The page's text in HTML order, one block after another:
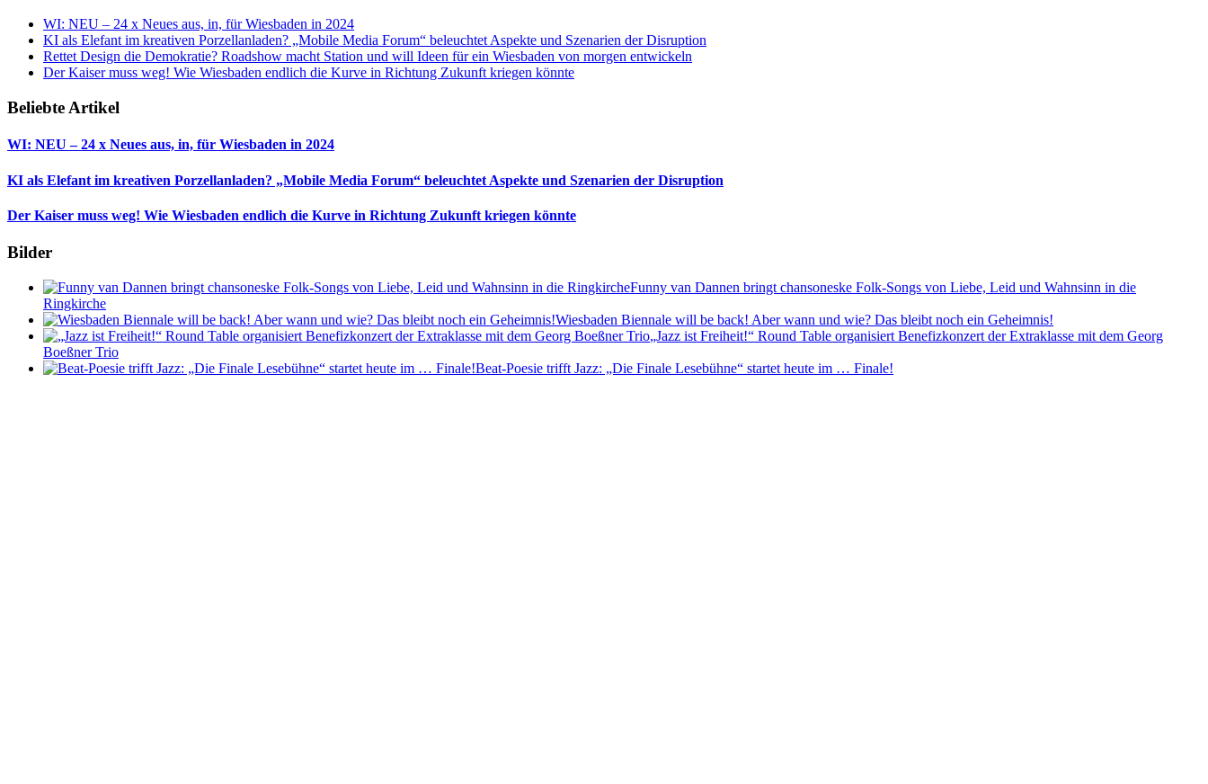
WI: NEU – 24 x Neues aus, in, für Wiesbaden in 2024
KI als Elefant im kreativen Porzellanladen? „Mobile Media Forum“ beleuchtet Aspekte und Szenarien der Disruption
Rettet Design die Demokratie? Roadshow macht Station und will Ideen für ein Wiesbaden von morgen entwickeln
Der Kaiser muss weg! Wie Wiesbaden endlich die Kurve in Richtung Zukunft kriegen könnte
Beliebte Artikel
WI: NEU – 24 x Neues aus, in, für Wiesbaden in 2024
KI als Elefant im kreativen Porzellanladen? „Mobile Media Forum“ beleuchtet Aspekte und Szenarien der Disruption
Der Kaiser muss weg! Wie Wiesbaden endlich die Kurve in Richtung Zukunft kriegen könnte
Bilder
Funny van Dannen bringt chansoneske Folk-Songs von Liebe, Leid und Wahnsinn in die
Ringkirche
Wiesbaden Biennale will be back! Aber wann und wie? Das bleibt noch ein Geheimnis!
„Jazz ist Freiheit!“ Round Table organisiert Benefizkonzert der Extraklasse mit dem Georg
Boeßner Trio
Beat-Poesie trifft Jazz: „Die Finale Lesebühne“ startet heute im … Finale!